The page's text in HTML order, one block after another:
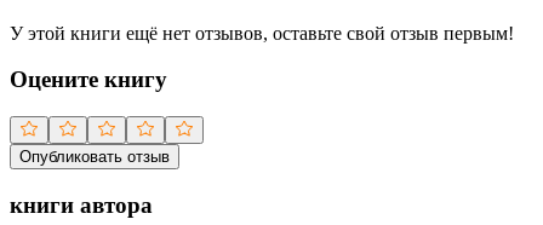
У этой книги ещё нет отзывов, оставьте свой отзыв первым!
Оцените книгу
Опубликовать отзыв
книги автора